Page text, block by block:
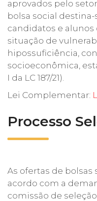
aprovados pelo
bolsa social
candidatos e
situação de
hipossuficiência,
socioeconômica,
I da LC 187/21).
Lei Complementar:
Processo
As ofertas de bolsas
acordo com a
comissão de